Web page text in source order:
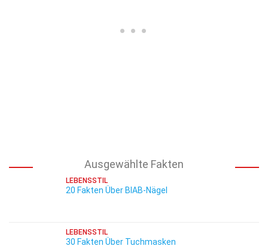
Ausgewählte Fakten
LEBENSSTIL
20 Fakten Über BIAB-Nägel
LEBENSSTIL
30 Fakten Über Tuchmasken